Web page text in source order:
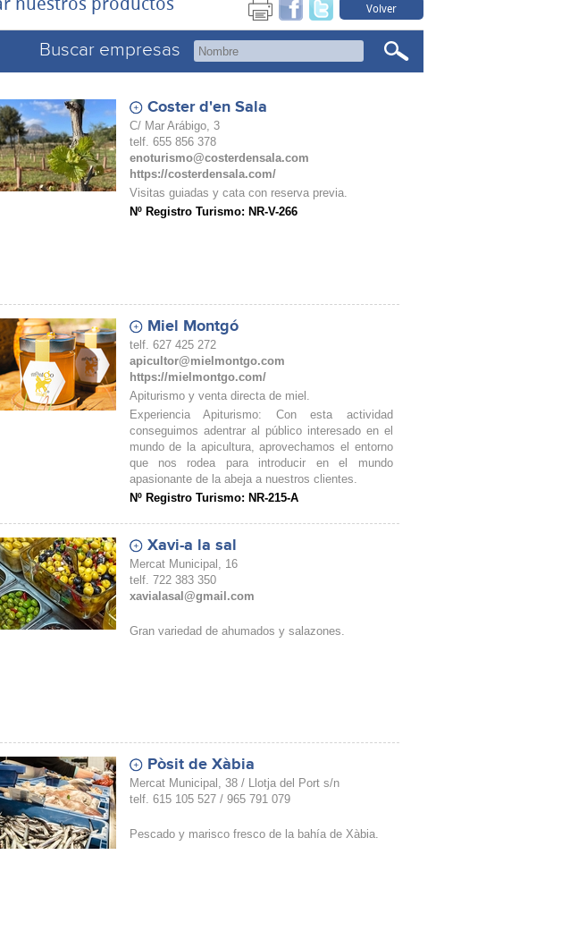
Volver
Buscar empresas
Coster d'en Sala
C/ Mar Arábigo, 3
telf. 655 856 378
enoturismo@costerdensala.com
https://costerdensala.com/
Visitas guiadas y cata con reserva previa.
Nº Registro Turismo: NR-V-266
Miel Montgó
telf. 627 425 272
apicultor@mielmontgo.com
https://mielmontgo.com/
Apiturismo y venta directa de miel.
Experiencia Apiturismo: Con esta actividad
conseguimos adentrar al público interesado en el
mundo de la apicultura, aprovechamos el entorno
que nos rodea para introducir en el mundo
apasionante de la abeja a nuestros clientes.
Nº Registro Turismo: NR-215-A
Xavi-a la sal
Mercat Municipal, 16
telf. 722 383 350
xavialasal@gmail.com
Gran variedad de ahumados y salazones.
Pòsit de Xàbia
Mercat Municipal, 38 / Llotja del Port s/n
telf. 615 105 527 / 965 791 079
Pescado y marisco fresco de la bahía de Xàbia.